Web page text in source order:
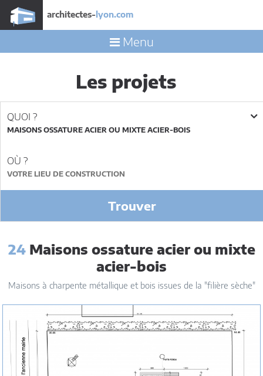
architectes- lyon.com
Menu
Les projets
QUOI ?
MAISONS OSSATURE ACIER OU MIXTE ACIER-BOIS
OÙ ?
Trouver
24Maisons ossature acier ou mixte
acier-bois
Maisons à charpente métallique et bois issues de la "filière sèche"